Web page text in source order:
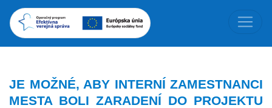
JE MOŽNÉ, ABY INTERNÍ ZAMESTNANCI
MESTA BOLI ZARADENÍ DO PROJEKTU